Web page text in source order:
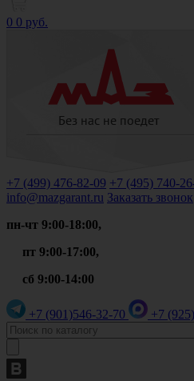
0 0 руб.
+7 (499) 476-82-09 +7 (495) 740-
info@mazgarant.ru Заказать звонок
пн-чт 9:00-18:00,
пт 9:00-17:00,
сб 9:00-14:00
+7 (901)546-32-70 +7 (925)